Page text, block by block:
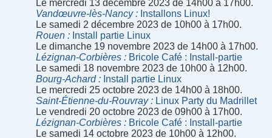
Le mercredi 13 décembre 2023 de 14h00 à 17h00.
Vandœuvre-lès-Nancy
Installons Linux!
Le samedi 2 décembre 2023 de 10h00 à 17h00.
Rouen
Install partie Linux
Le dimanche 19 novembre 2023 de 14h00 à 17h00.
Lézignan-Corbières
Bricole Café : Install-partie
Le samedi 18 novembre 2023 de 10h00 à 12h00.
Bourg-Achard
Install partie Linux
Le mercredi 25 octobre 2023 de 14h00 à 18h00.
Saint-Étienne-du-Rouvray
Linux Party du Madrillet
Le vendredi 20 octobre 2023 de 09h00 à 17h00.
Lézignan-Corbières
Bricole Café : Install-partie
Le samedi 14 octobre 2023 de 10h00 à 12h00.